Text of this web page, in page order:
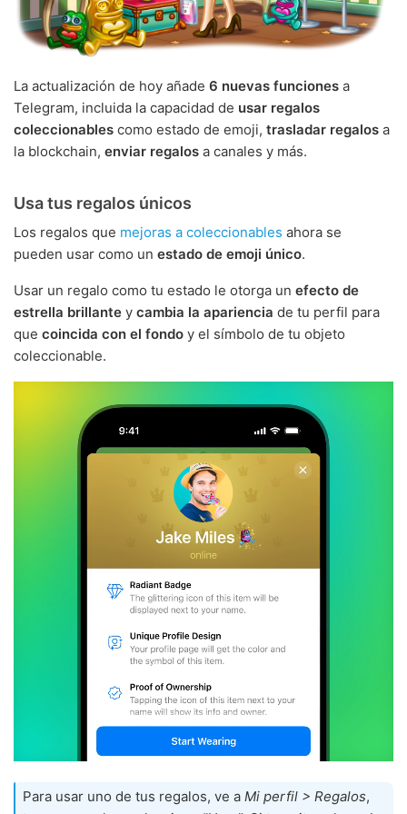
La actualización de hoy añade 6 nuevas funciones a
Telegram, incluida la capacidad de usar regalos
coleccionables como estado de emoji, trasladar regalos a
la blockchain, enviar regalos a canales y más.
Usa tus regalos únicos
Los regalos que mejoras a coleccionables ahora se
pueden usar como un estado de emoji único.
Usar un regalo como tu estado le otorga un efecto de
estrella brillante y cambia la apariencia de tu perfil para
que coincida con el fondo y el símbolo de tu objeto
coleccionable.
Para usar uno de tus regalos, ve a Mi perfil > Regalos,